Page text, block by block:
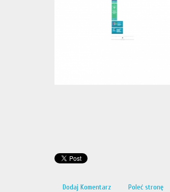
Dodaj Komentarz Poleć stronę